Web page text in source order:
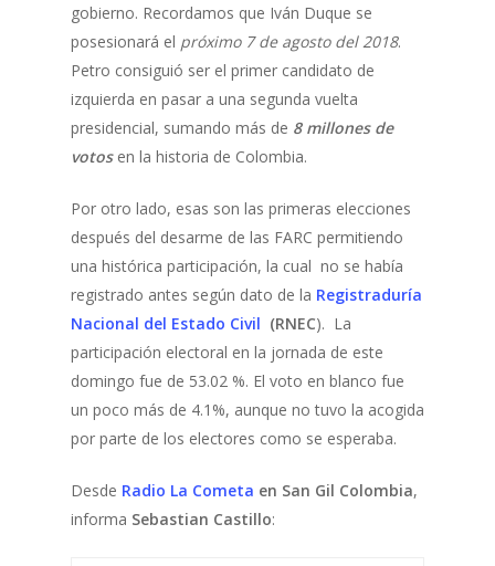
gobierno. Recordamos que Iván Duque se
posesionará el próximo 7 de agosto del 2018.
Petro consiguió ser el primer candidato de
izquierda en pasar a una segunda vuelta
presidencial, sumando más de 8 millones de
votosen la historia de Colombia.
Por otro lado, esas son las primeras elecciones
después del desarme de las FARC permitiendo
una histórica participación, la cual no se había
registrado antes según dato de la Registraduría
Nacional del Estado Civil (RNEC). La
participación electoral en la jornada de este
domingo fue de 53.02 %. El voto en blanco fue
un poco más de 4.1%, aunque no tuvo la acogida
por parte de los electores como se esperaba.
Desde Radio La Cometa en San Gil Colombia,
informa Sebastian Castillo: